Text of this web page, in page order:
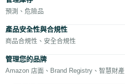
文
Deutsch
- DE
Français
- FR
預測、危險品
產品安全性與合規性
商品合規性、安全合規性
管理您的品牌
Amazon 店面、Brand Registry、智慧財產